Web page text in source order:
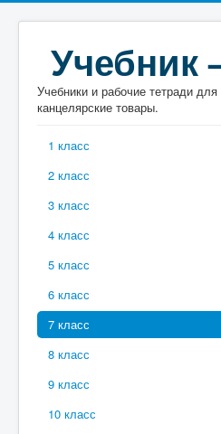
Учебник
Учебники и рабочие тетради
канцелярские товары.
1 класс
2 класс
3 класс
4 класс
5 класс
6 класс
7 класс
8 класс
9 класс
10 класс